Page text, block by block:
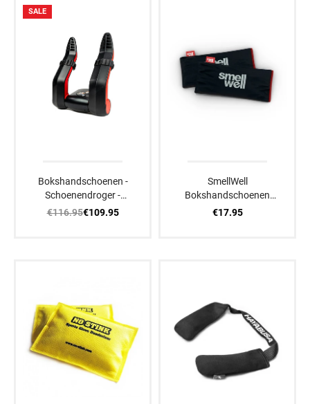
SALE
Bokshandschoenen -
Schoenendroger -
Adapter Set
€116.95€109.95
SmellWell
Bokshandschoenen
Verfrissers Active XL
€17.95